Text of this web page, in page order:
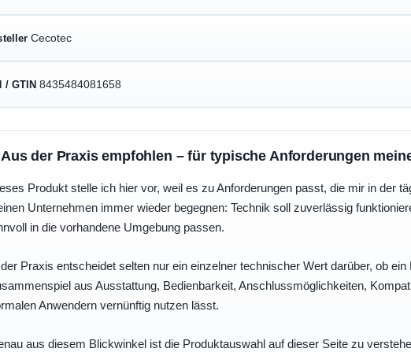
Cecotec
/ GTIN 8435484081658
Aus der Praxis empfohlen – für typische Anforderungen
Produkt stelle ich hier vor, weil es zu Anforderungen passt, die mir in der
Unternehmen immer wieder begegnen: Technik soll zuverlässig
in die vorhandene Umgebung passen.
Praxis entscheidet selten nur ein einzelner technischer Wert darüber, ob
aus Ausstattung, Bedienbarkeit, Anschlussmöglichkeiten,
Anwendern vernünftig nutzen lässt.
aus diesem Blickwinkel ist die Produktauswahl auf dieser Seite zu